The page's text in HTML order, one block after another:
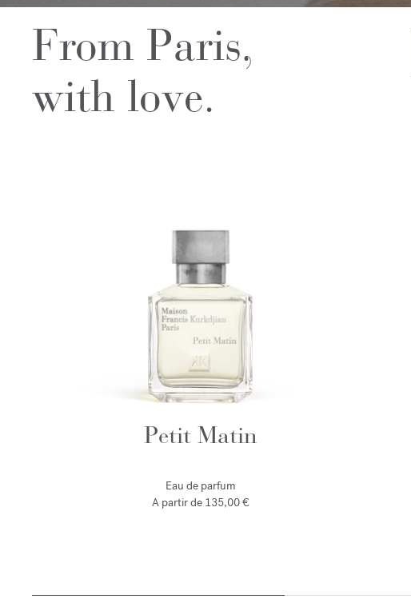
From Paris,
with love.
Petit Matin
Eau de parfum
A partir de 135,00 €